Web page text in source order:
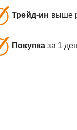
Трейд-ин выше
Покупка за 1